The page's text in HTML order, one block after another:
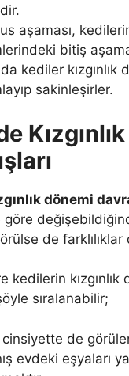
aşaması, kedilerin
bitiş
kediler kızgınlık
sakinleşirler.
dönemi
göre
de farklılıklar
kedilerin kızgınlık
sıralanabilir;
cinsiyette de
evdeki eşyaları